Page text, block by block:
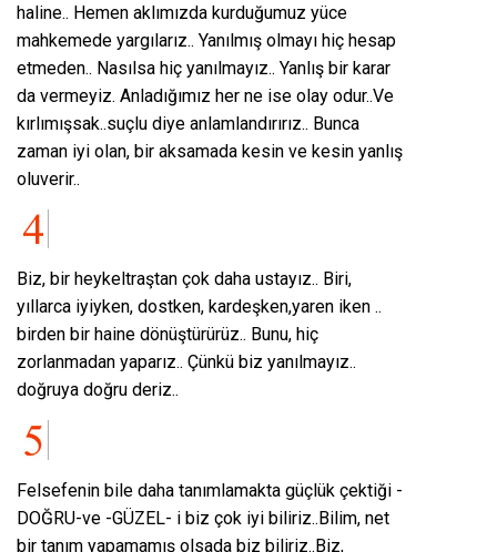
haline.. Hemen aklımızda kurduğumuz yüce
mahkemede yargılarız.. Yanılmış olmayı hiç hesap
etmeden.. Nasılsa hiç yanılmayız.. Yanlış bir karar
da vermeyiz. Anladığımız her ne ise olay odur..Ve
kırlımışsak..suçlu diye anlamlandırırız.. Bunca
zaman iyi olan, bir aksamada kesin ve kesin yanlış
oluverir..
Biz, bir heykeltraştan çok daha ustayız.. Biri,
yıllarca iyiyken, dostken, kardeşken,yaren iken ..
birden bir haine dönüştürürüz.. Bunu, hiç
zorlanmadan yaparız.. Çünkü biz yanılmayız..
doğruya doğru deriz..
Felsefenin bile daha tanımlamakta güçlük çektiği -
DOĞRU-ve -GÜZEL- i biz çok iyi biliriz..Bilim, net
bir tanım yapamamış olsada biz biliriz..Biz,